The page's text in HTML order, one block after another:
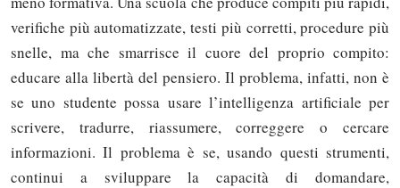
verifiche più automatizzate, testi più corretti, procedure più
snelle, ma che smarrisce il cuore del proprio compito:
educare alla libertà del pensiero. Il problema, infatti, non è
se uno studente possa usare l’intelligenza artificiale per
scrivere, tradurre, riassumere, correggere o cercare
informazioni. Il problema è se, usando questi strumenti,
continui a sviluppare la capacità di domandare,